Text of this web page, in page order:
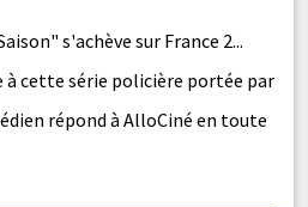
s'achève sur France 2...
à cette série policière portée par
répond à AlloCiné en toute